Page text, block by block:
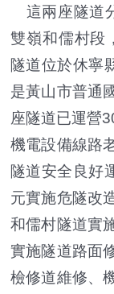
這兩座隧道
雙嶺和儒村段
隧道位於休寧
是黃山市普通
座隧道已運營
機電設備線路
隧道安全良好
元實施危隧改
和儒村隧道實
實施隧道路面
檢修道維修、